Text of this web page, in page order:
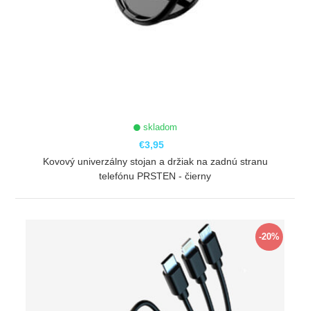
skladom
€3,95
Kovový univerzálny stojan a držiak na zadnú stranu
telefónu PRSTEN - čierny
-20%